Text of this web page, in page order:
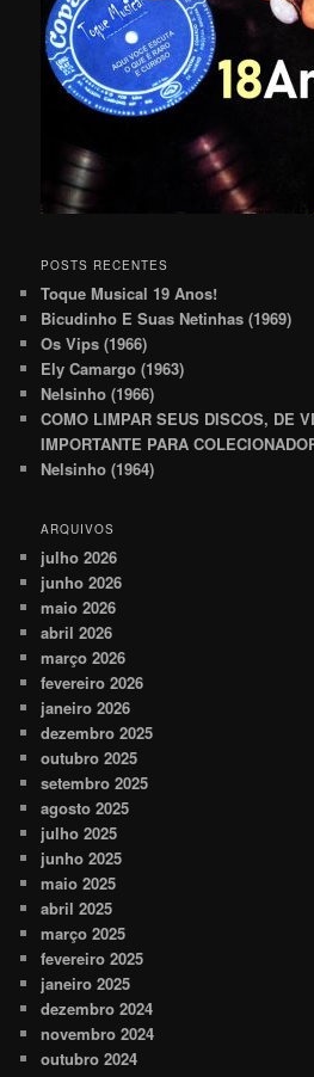
POSTS RECENTES
Toque Musical 19 Anos!
Bicudinho E Suas Netinhas (1969)
Os Vips (1966)
Ely Camargo (1963)
Nelsinho (1966)
COMO LIMPAR SEUS DISCOS, DE
IMPORTANTE PARA
Nelsinho (1964)
ARQUIVOS
julho 2026
junho 2026
maio 2026
abril 2026
março 2026
fevereiro 2026
janeiro 2026
dezembro 2025
outubro 2025
setembro 2025
agosto 2025
julho 2025
junho 2025
maio 2025
abril 2025
março 2025
fevereiro 2025
janeiro 2025
dezembro 2024
novembro 2024
outubro 2024